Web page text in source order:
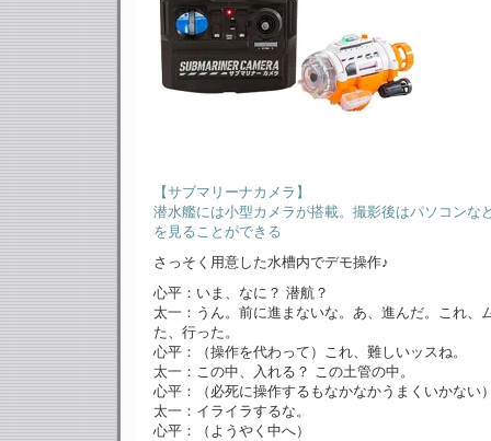
【サブマリーナカメラ】
潜水艦には小型カメラが搭載。撮影後はパソコンな
を見ることができる
さっそく用意した水槽内でデモ操作♪
心平：いま、なに？ 潜航？
太一：うん。前に進まないな。あ、進んだ。これ、
た、行った。
心平：（操作を代わって）これ、難しいッスね。
太一：この中、入れる？ この土管の中。
心平：（必死に操作するもなかなかうまくいかない
太一：イライラするな。
心平：（ようやく中へ）